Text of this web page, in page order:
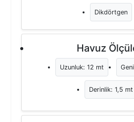
Dikdörtgen
Havuz
Uzunluk: 12 mt
Derinlik: 1,5 mt